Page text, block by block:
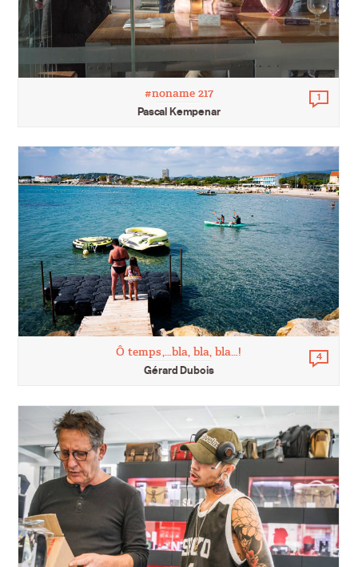
#noname 217
Pascal Kempenar
1
Ô temps,…bla, bla, bla…!
Gérard Dubois
4